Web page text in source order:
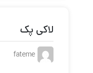
لاکی پک
fateme